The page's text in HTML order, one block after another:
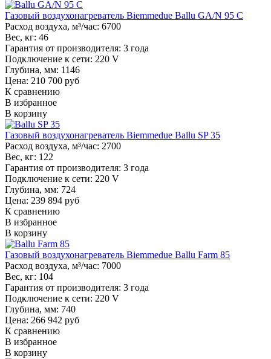
Газовый воздухонагреватель Biemmedue Ballu GA/N 95 C
Расход воздуха, м³/час: 6700
Вес, кг: 46
Гарантия от производителя: 3 года
Подключение к сети: 220 V
Глубина, мм: 1146
Цена: 210 700 руб
К сравнению
В избранное
В корзину
Газовый воздухонагреватель Biemmedue Ballu SP 35
Расход воздуха, м³/час: 2700
Вес, кг: 122
Гарантия от производителя: 3 года
Подключение к сети: 220 V
Глубина, мм: 724
Цена: 239 894 руб
К сравнению
В избранное
В корзину
Газовый воздухонагреватель Biemmedue Ballu Farm 85
Расход воздуха, м³/час: 7000
Вес, кг: 104
Гарантия от производителя: 3 года
Подключение к сети: 220 V
Глубина, мм: 740
Цена: 266 942 руб
К сравнению
В избранное
В корзину